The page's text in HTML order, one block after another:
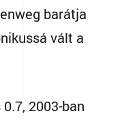
barátja
vált a
2003-ban